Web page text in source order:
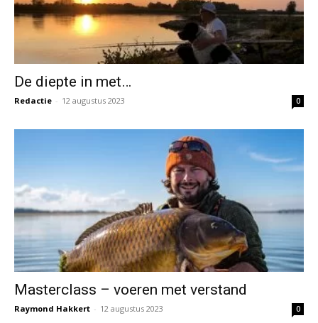
De diepte in met…
Redactie - 12 augustus 2023 0
Masterclass – voeren met verstand
Raymond Hakkert - 12 augustus 2023 0